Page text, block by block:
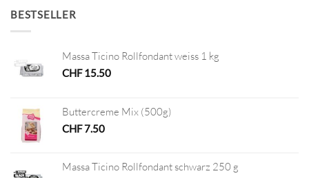
BESTSELLER
Massa Ticino Rollfondant weiss 1 kg
CHF15.50
Buttercreme Mix (500g)
CHF7.50
Massa Ticino Rollfondant schwarz 250 g